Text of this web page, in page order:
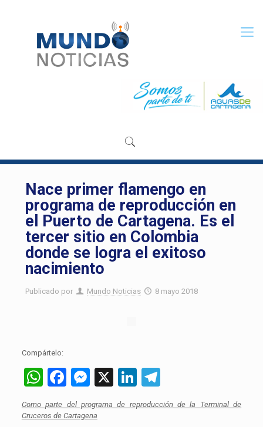
Nace primer flamengo en
programa de reproducción en
el Puerto de Cartagena. Es el
tercer sitio en Colombia
donde se logra el exitoso
nacimiento
Publicado por Mundo Noticias 8 mayo 2018
Compártelo:
WhatsApp
Facebook
Messenger
X LinkedIn
Como parte del programa de reproducción de la Terminal de
Cruceros de Cartagena